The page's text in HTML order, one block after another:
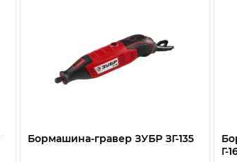
Бормашина-гравер ЗУБР ЗГ-135
Г-